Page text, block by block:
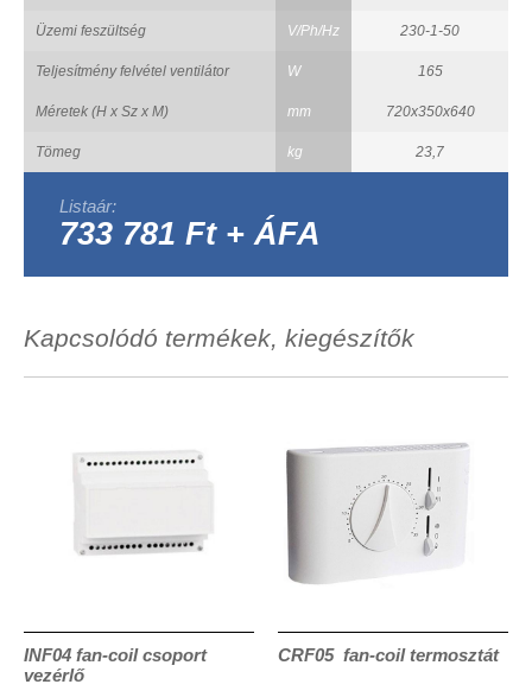
Üzemi feszültség V/Ph/Hz 230-1-50
Teljesítmény felvétel ventilátor W 165
Méretek (H x Sz x M) mm 720x350x640
Tömeg kg 23,7
Listaár:
733 781 Ft + ÁFA
Kapcsolódó termékek, kiegészítők
INF04 fan-coil csoport
vezérlő
CRF05 fan-coil termosztát